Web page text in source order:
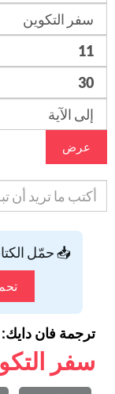
عرض
📥 حمّل
ترجمة فان دايك:
سفر